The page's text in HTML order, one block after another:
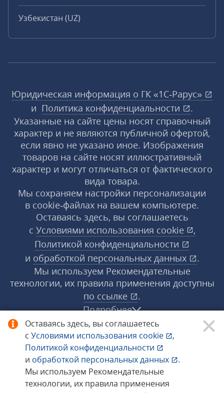
Оставаясь здесь, вы соглашаетесь
с Условиями использования cookie
,
Политикой конфиденциальности
и обработкой персональных данных
.
Мы используем Рекомендательные
технологии, их правила применения
Узбекистан (UZ)
Юридическая информация о ГК «1С‑Рарус»
и Политика конфиденциальности
.
Указанные на сайте цены носят справочный
характер и не являются публичной офертой,
если явно не указано иное. Изображения
товаров на сайте носят иллюстративный
характер и могут отличаться от фактического
вида товара.
Мы сохраняем настройки персонализации
в cookie‑файлах на вашем компьютере.
Оставаясь здесь, вы соглашаетесь
с Условиями использования cookie
,
Политикой конфиденциальности
и обработкой персональных данных
.
Мы используем Рекомендательные
технологии, их правила применения доступны
по ссылке
.
Подробнее
© 1998−2026 «1С‑Рарус» ®. Все права
защищены.
Сообщить об ошибке